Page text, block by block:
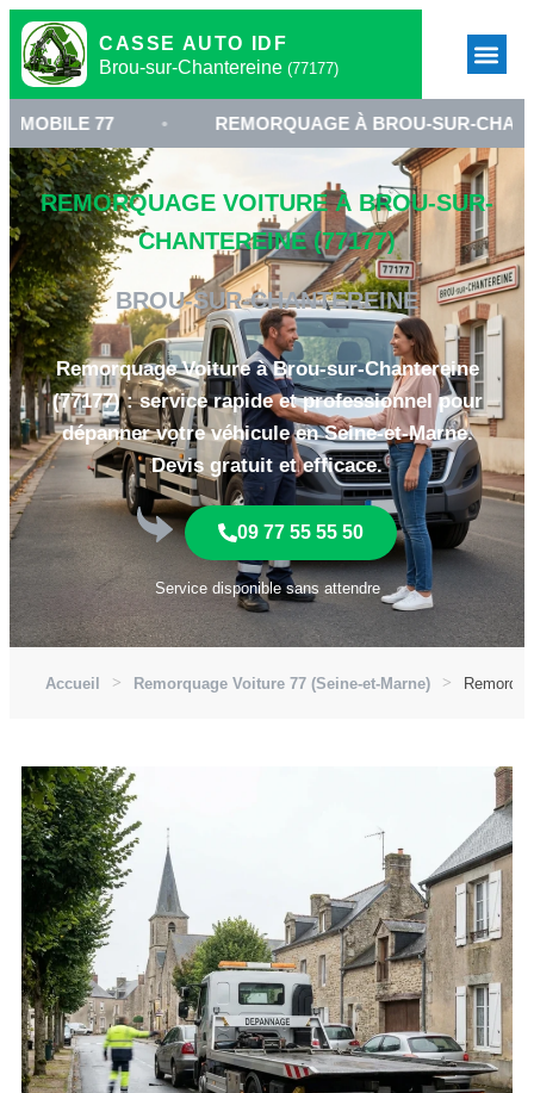
CASSE AUTO IDF
Brou-sur-Chantereine (77177)
• REMORQUAGE À BROU-SUR-CHANTEREINE
REMORQUAGE VOITURE À BROU-SUR-
CHANTEREINE (77177)
BROU-SUR-CHANTEREINE
Remorquage Voiture à Brou-sur-Chantereine
(77177) : service rapide et professionnel pour
dépanner votre véhicule en Seine-et-Marne.
Devis gratuit et efficace.
09 77 55 55 50
Service disponible sans attendre
Accueil Remorquage Voiture 77 (Seine-et-Marne)